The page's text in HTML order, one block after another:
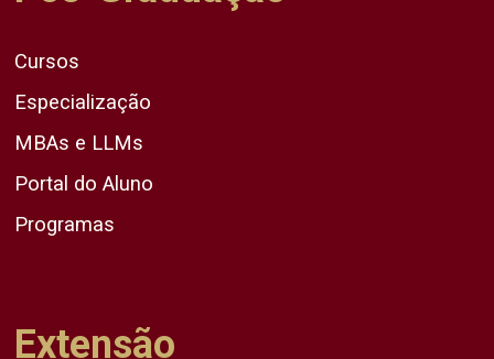
Cursos
Especialização
MBAs e LLMs
Portal do Aluno
Programas
Extensão